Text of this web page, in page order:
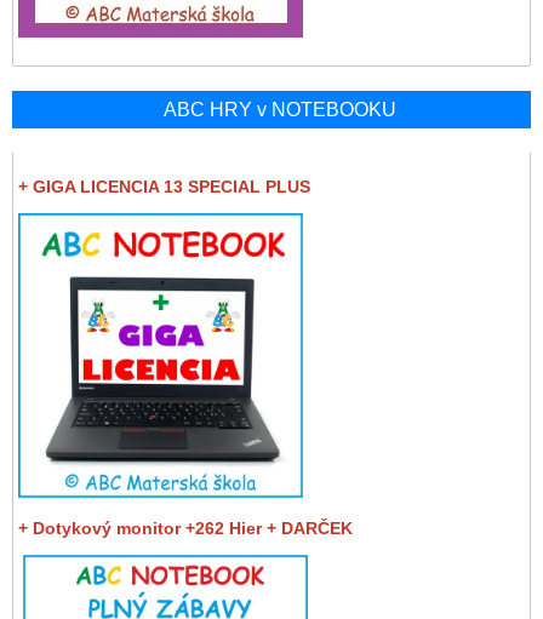
ABC HRY v NOTEBOOKU
+ GIGA LICENCIA 13 SPECIAL PLUS
+ Dotykový monitor +262 Hier + DARČEK